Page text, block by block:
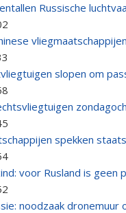
Russische
slopen om
spekken
voor Rusland is geen
noodzaak